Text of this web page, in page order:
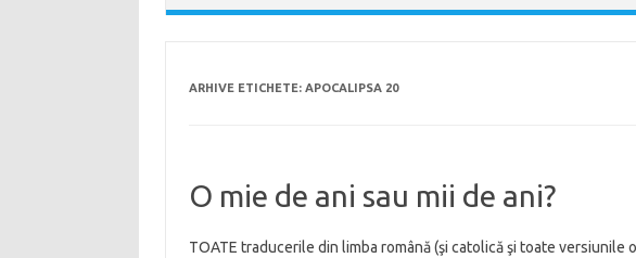
ARHIVE ETICHETE: APOCALIPSA 20
O mie de ani sau mii de ani?
TOATE traducerile din limba română (şi catolică şi toate versiunile